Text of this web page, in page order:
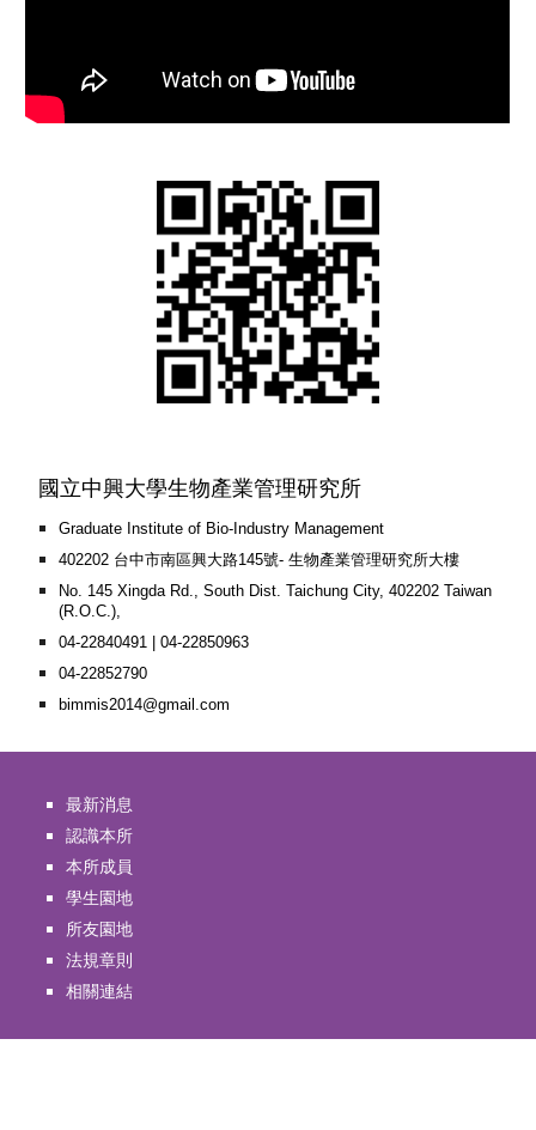
國立中興大學生物產業管理研究所
Graduate Institute of Bio-Industry Management
402202 台中市南區興大路145號- 生物產業管理研究所大樓
No. 145 Xingda Rd., South Dist. Taichung City, 402202 Taiwan
(R.O.C.),
04-22840491 | 04-22850963
04-22852790
bimmis2014@gmail.com
最新消息
認識本所
本所成員
學生園地
所友園地
法規章則
相關連結